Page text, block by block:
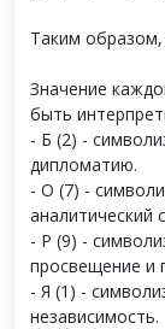
Таким
Значение
быть
- Б (2) -
дипломатию.
- О (7) -
аналитический
- Р (9) -
просвещение и
- Я (1) -
независимость.